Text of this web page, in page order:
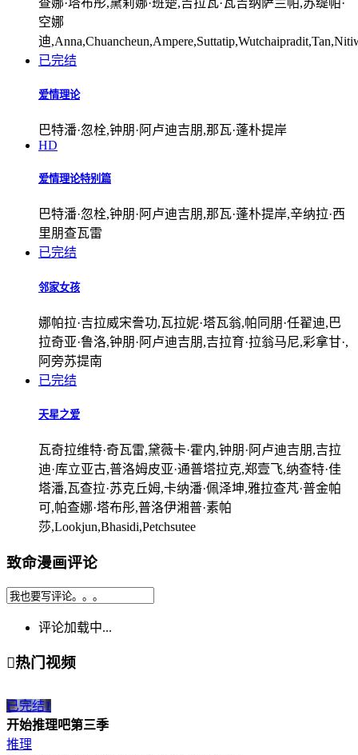
空娜
迪
已完结
爱情理论
巴特潘·忽栓,钟朋·阿卢迪吉朋,那瓦·蓬朴提岸
HD
爱情理论特别篇
巴特潘·忽栓,钟朋·阿卢迪吉朋,那瓦·蓬朴提岸,辛纳拉·西
里朋查瓦雷
已完结
邻家女孩
娜帕拉·吉拉威宋誊功,瓦拉妮·塔瓦翁,帕同朋·任翟迪,巴
拉奇亚·鲁洛,钟朋·阿卢迪吉朋,吉拉育·拉翁马尼,彩拿甘·,
阿旁苏提南
已完结
天星之爱
瓦奇拉维特·奇瓦雷,黛薇卡·霍内,钟朋·阿卢迪吉朋,吉拉
迪·库立亚古,普洛姆皮亚·通普塔拉克,郑壹飞,纳查特·佳
塔潘,瓦查拉·苏克丘姆,卡纳潘·佩泽坤,雅拉查芃·普金帕
可,帕查娜·塔布彤,普洛伊湘普·素帕
莎,Lookjun,Bhasidi,Petchsutee
致命漫画评论
评论加载中...
热门视频
已完结1
开始推理吧第三季
推理